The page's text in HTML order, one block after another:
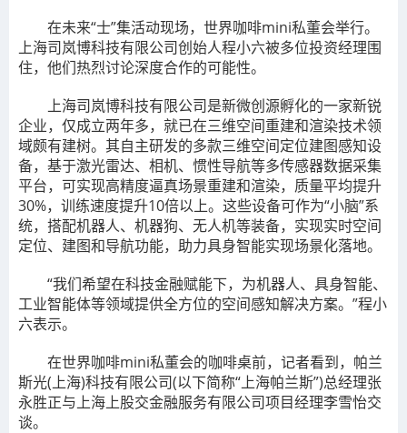
在未来“士”集活动现场，世界咖啡mini私董会举行。
上海司岚博科技有限公司创始人程小六被多位投资经理围
住，他们热烈讨论深度合作的可能性。
上海司岚博科技有限公司是新微创源孵化的一家新锐
企业，仅成立两年多，就已在三维空间重建和渲染技术领
域颇有建树。其自主研发的多款三维空间定位建图感知设
备，基于激光雷达、相机、惯性导航等多传感器数据采集
平台，可实现高精度逼真场景重建和渲染，质量平均提升
30%，训练速度提升10倍以上。这些设备可作为“小脑”系
统，搭配机器人、机器狗、无人机等装备，实现实时空间
定位、建图和导航功能，助力具身智能实现场景化落地。
“我们希望在科技金融赋能下，为机器人、具身智能、
工业智能体等领域提供全方位的空间感知解决方案。”程小
六表示。
在世界咖啡mini私董会的咖啡桌前，记者看到，帕兰
斯光(上海)科技有限公司(以下简称“上海帕兰斯”)总经理张
永胜正与上海上股交金融服务有限公司项目经理李雪怡交
谈。